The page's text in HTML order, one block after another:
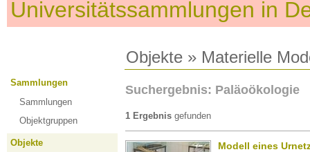
Universitätssammlungen in
Objekte » Materielle
Sammlungen
Sammlungen
Objektgruppen
Objekte
Suchergebnis: Paläoökologie
1 Ergebnis gefunden
Modell eines